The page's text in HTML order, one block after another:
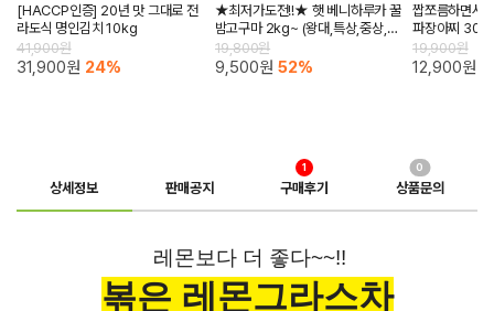
[HACCP인증] 20년 맛 그대로 전
라도식 명인김치 10kg
41,900원
31,900원 24%
★최저가도전!!★ 햇 베니하루카 꿀
밤고구마 2kg~ (왕대,특상,중상,한
입)
19,800원
9,500원 52%
짭쪼름하면서
파장아찌
19,900원
12,900원
상세정보 판매공지 구매후기
1
상품문의
0
레몬보다 더 좋다~~!!
볶은 레몬그라스차